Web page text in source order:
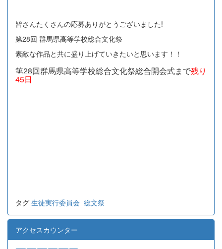
皆さんたくさんの応募ありがとうございました!
第28回 群馬県高等学校総合文化祭
素敵な作品と共に盛り上げていきたいと思います！！
第28回群馬県高等学校総合文化祭総合開会式まで残り
45日
タグ 生徒実行委員会 総文祭
アクセスカウンター